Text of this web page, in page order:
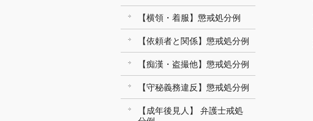
【横領・着服】懲戒処分例
【依頼者と関係】懲戒処分例
【痴漢・盗撮他】懲戒処分例
【守秘義務違反】懲戒処分例
【成年後見人】 弁護士戒処